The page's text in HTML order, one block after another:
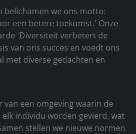
belichamen we ons motto:
een betere toekomst.' Onze
'Diversiteit verbetert de
van ons succes en voedt ons
met diverse gedachten en
een omgeving waarin de
individu worden gevierd, wat
stellen we nieuwe normen